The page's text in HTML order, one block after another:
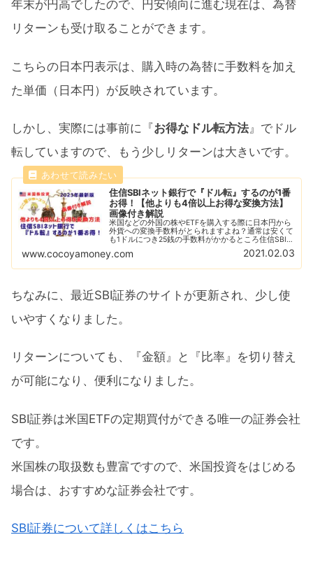
年末が円高でしたので、円安傾向に進む現在は、為替
リターンも受け取ることができます。
こちらの日本円表示は、購入時の為替に手数料を加え
た単価（日本円）が反映されています。
しかし、実際には事前に『お得なドル転方法』でドル
転していますので、もう少しリターンは大きいです。
住信SBIネット銀行で『ドル転』するのが1番
お得！【他よりも4倍以上お得な変換方法】
画像付き解説
米国などの外国の株やETFを購入する際に日本円から
外貨への変換手数料がとられますよね？通常は安くて
も1ドルにつき25銭の手数料がかかるところ住信SBIネ
ット銀行であれば片道6銭で済みます！それを手数料
なしでSBI証券に送金すれば最安値！
www.cocoyamoney.com 2021.02.03
ちなみに、最近SBI証券のサイトが更新され、少し使
いやすくなりました。
リターンについても、『金額』と『比率』を切り替え
が可能になり、便利になりました。
SBI証券は米国ETFの定期買付ができる唯一の証券会社
です。
米国株の取扱数も豊富ですので、米国投資をはじめる
場合は、おすすめな証券会社です。
SBI証券について詳しくはこちら